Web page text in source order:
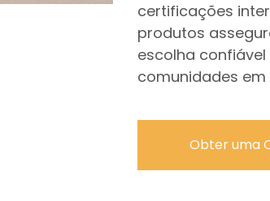
certificações
produtos
escolha
comunidades
Obter uma